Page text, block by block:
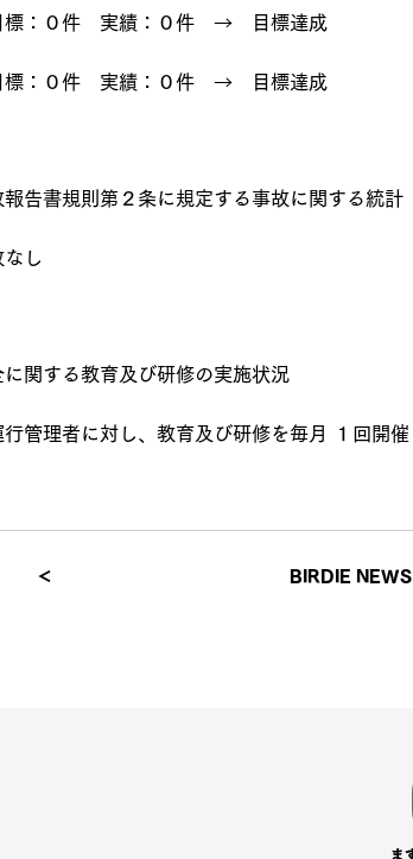
標：０件 実績：０件 → 目標達成
標：０件 実績：０件 → 目標達成
報告書規則第２条に規定する事故に関する統計
し
に関する教育及び研修の実施状況
管理者に対し、教育及び研修を毎月 １回開催
＜ BIRDIE NEWS
ま